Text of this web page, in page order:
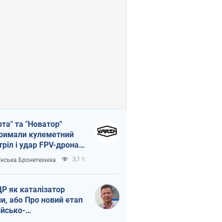
та "Новатор"
кулеметний
і удар FPV-дрона,
життя
ЗСУ
Бронетехніка 3,1 т.
як каталізатор
або Про новий етап